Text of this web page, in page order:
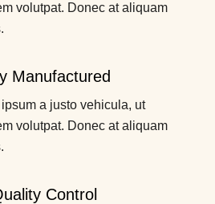
volutpat. Donec at aliquam
Manufactured
a justo vehicula, ut
volutpat. Donec at aliquam
Control